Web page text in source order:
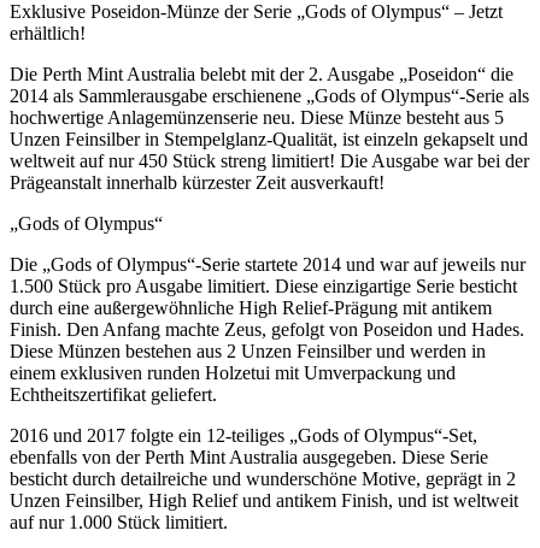
Exklusive Poseidon-Münze der Serie „Gods of Olympus“ – Jetzt
erhältlich!
Die Perth Mint Australia belebt mit der 2. Ausgabe „Poseidon“ die
2014 als Sammlerausgabe erschienene „Gods of Olympus“-Serie als
hochwertige Anlagemünzenserie neu. Diese Münze besteht aus 5
Unzen Feinsilber in Stempelglanz-Qualität, ist einzeln gekapselt und
weltweit auf nur 450 Stück streng limitiert! Die Ausgabe war bei der
Prägeanstalt innerhalb kürzester Zeit ausverkauft!
„Gods of Olympus“
Die „Gods of Olympus“-Serie startete 2014 und war auf jeweils nur
1.500 Stück pro Ausgabe limitiert. Diese einzigartige Serie besticht
durch eine außergewöhnliche High Relief-Prägung mit antikem
Finish. Den Anfang machte Zeus, gefolgt von Poseidon und Hades.
Diese Münzen bestehen aus 2 Unzen Feinsilber und werden in
einem exklusiven runden Holzetui mit Umverpackung und
Echtheitszertifikat geliefert.
2016 und 2017 folgte ein 12-teiliges „Gods of Olympus“-Set,
ebenfalls von der Perth Mint Australia ausgegeben. Diese Serie
besticht durch detailreiche und wunderschöne Motive, geprägt in 2
Unzen Feinsilber, High Relief und antikem Finish, und ist weltweit
auf nur 1.000 Stück limitiert.